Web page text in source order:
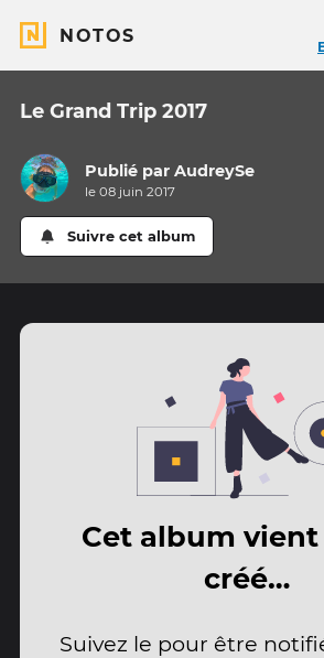
NOTOS
Le Grand Trip 2017
Publié parAudreySe
le 08 juin 2017
Suivre cet album
Cet album vient
créé…
Suivez le pour être